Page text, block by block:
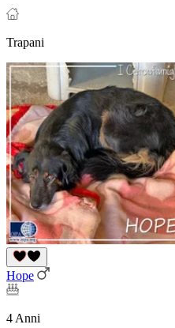
Trapani
Hope
4 Anni